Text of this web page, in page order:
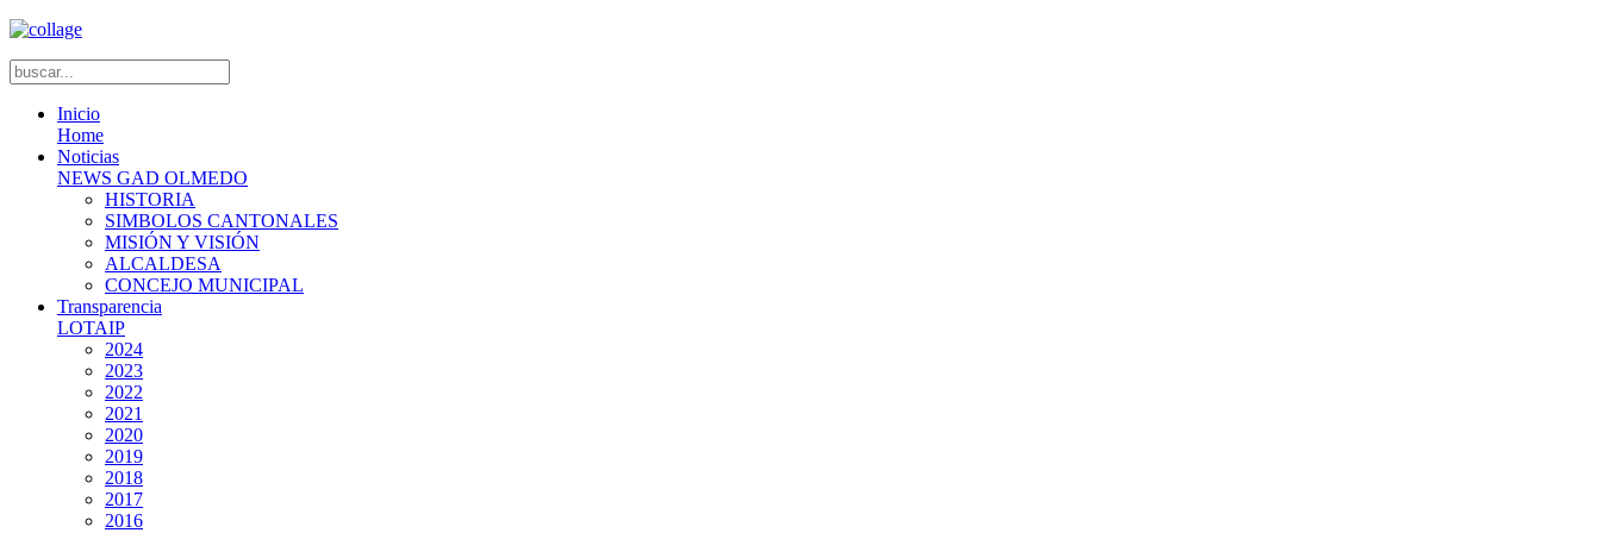
Inicio
Home
Noticias
NEWS GAD OLMEDO
HISTORIA
SIMBOLOS CANTONALES
MISIÓN Y VISIÓN
ALCALDESA
CONCEJO MUNICIPAL
Transparencia
LOTAIP
2024
2023
2022
2021
2020
2019
2018
2017
2016